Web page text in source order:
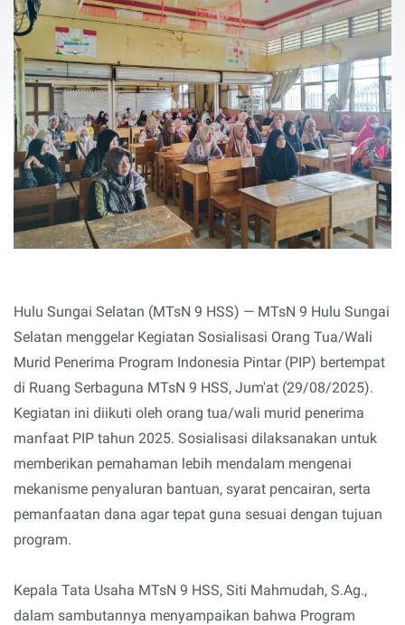
Hulu Sungai Selatan (MTsN 9 HSS) — MTsN 9 Hulu Sungai
Selatan menggelar Kegiatan Sosialisasi Orang Tua/Wali
Murid Penerima Program Indonesia Pintar (PIP) bertempat
di Ruang Serbaguna MTsN 9 HSS, Jum'at (29/08/2025).
Kegiatan ini diikuti oleh orang tua/wali murid penerima
manfaat PIP tahun 2025. Sosialisasi dilaksanakan untuk
memberikan pemahaman lebih mendalam mengenai
mekanisme penyaluran bantuan, syarat pencairan, serta
pemanfaatan dana agar tepat guna sesuai dengan tujuan
program.
Kepala Tata Usaha MTsN 9 HSS, Siti Mahmudah, S.Ag.,
dalam sambutannya menyampaikan bahwa Program